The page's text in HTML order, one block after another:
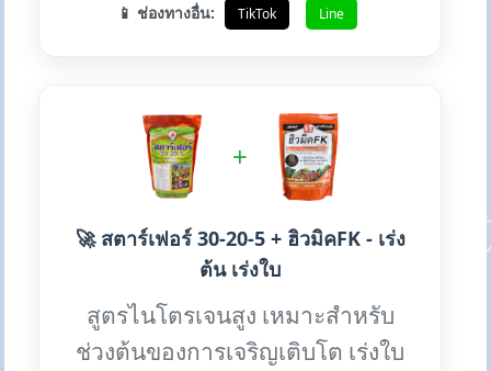
📱 ช่องทางอื่น: TikTok Line
+
🚀 สตาร์เฟอร์ 30-20-5 + ฮิวมิคFK - เร่ง
ต้น เร่งใบ
สูตรไนโตรเจนสูง เหมาะสำหรับ
ช่วงต้นของการเจริญเติบโต เร่งใบ